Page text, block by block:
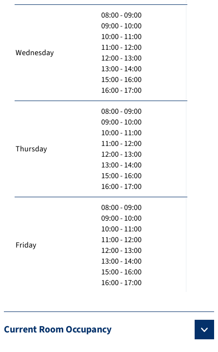
Wednesday
08:00 - 09:00
09:00 - 10:00
10:00 - 11:00
11:00 - 12:00
12:00 - 13:00
13:00 - 14:00
15:00 - 16:00
16:00 - 17:00
Thursday
08:00 - 09:00
09:00 - 10:00
10:00 - 11:00
11:00 - 12:00
12:00 - 13:00
13:00 - 14:00
15:00 - 16:00
16:00 - 17:00
Friday
08:00 - 09:00
09:00 - 10:00
10:00 - 11:00
11:00 - 12:00
12:00 - 13:00
13:00 - 14:00
15:00 - 16:00
16:00 - 17:00
Current Room Occupancy